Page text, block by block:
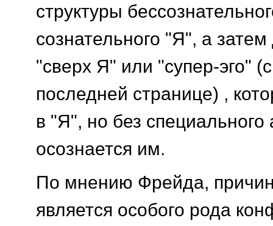
структуры
сознательного "Я", а
"сверх Я" или "супер-эго"
последней странице) ,
в "Я", но без специального
осознается им.
По мнению Фрейда,
является особого рода